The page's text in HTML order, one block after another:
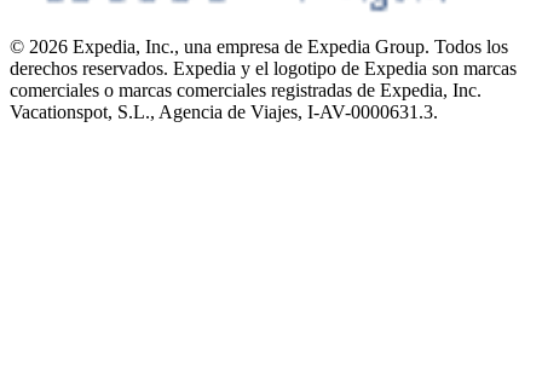
© 2026 Expedia, Inc., una empresa de Expedia Group. Todos los
derechos reservados. Expedia y el logotipo de Expedia son marcas
comerciales o marcas comerciales registradas de Expedia, Inc.
Vacationspot, S.L., Agencia de Viajes, I-AV-0000631.3.